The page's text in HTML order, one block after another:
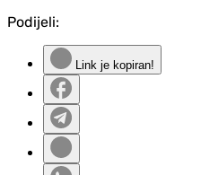
Podijeli:
Link je kopiran!